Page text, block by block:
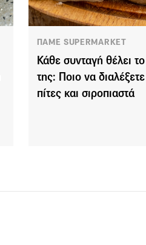
ΠΑΜΕ SUPERMARKET
Κάθε συνταγή θέλει
της: Ποιο να
πίτες και σιροπιαστά